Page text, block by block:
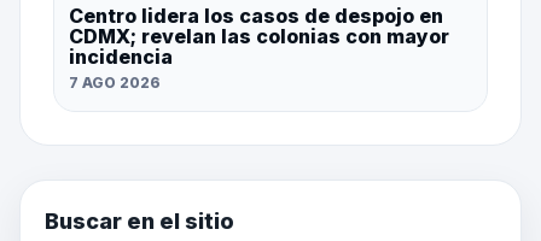
Centro lidera los casos de despojo en
CDMX; revelan las colonias con mayor
incidencia
7 AGO 2026
Buscar en el sitio